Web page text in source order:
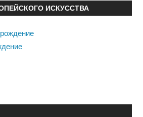
ИСКУССТВА